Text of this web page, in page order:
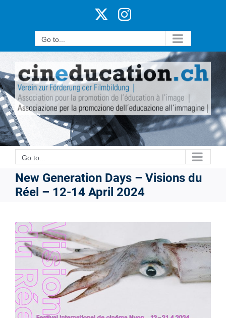
Instagram
Go to...
Go to...
New Generation Days – Visions du
Réel – 12-14 April 2024
View
Larger
Image